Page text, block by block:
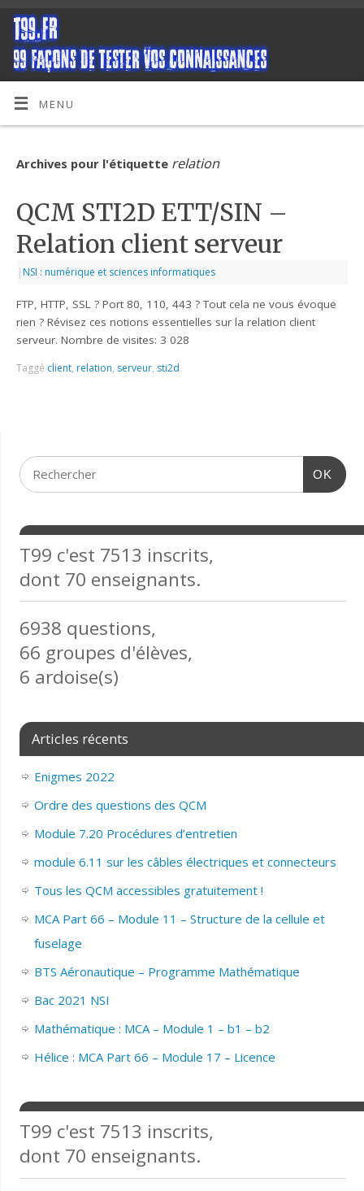
MENU
Archives pour l'étiquette relation
QCM STI2D ETT/SIN –
Relation client serveur
| NSI : numérique et sciences informatiques
FTP, HTTP, SSL ? Port 80, 110, 443 ? Tout cela ne vous évoque
rien ? Révisez ces notions essentielles sur la relation client
serveur. Nombre de visites: 3 028
Taggé client, relation, serveur, sti2d
OK
T99 c'est 7513 inscrits,
dont 70 enseignants.
6938 questions,
66 groupes d'élèves,
6 ardoise(s)
Articles récents
Enigmes 2022
Ordre des questions des QCM
Module 7.20 Procédures d’entretien
module 6.11 sur les câbles électriques et connecteurs
Tous les QCM accessibles gratuitement !
MCA Part 66 – Module 11 – Structure de la cellule et
fuselage
BTS Aéronautique – Programme Mathématique
Bac 2021 NSI
Mathématique : MCA – Module 1 – b1 – b2
Hélice : MCA Part 66 – Module 17 – Licence
T99 c'est 7513 inscrits,
dont 70 enseignants.